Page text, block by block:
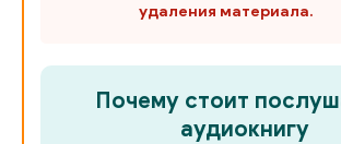
удаления материала.
Почему стоит
аудиокнигу